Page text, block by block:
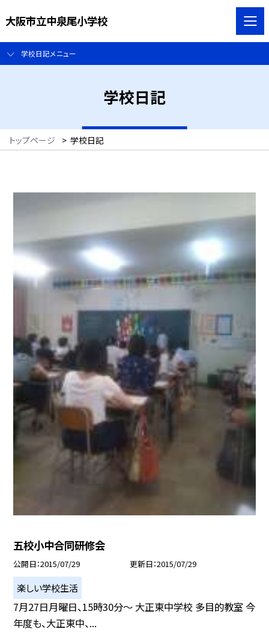
大阪市立中泉尾小学校
学校日記メニュー
学校日記
トップページ > 学校日記
五校小中合同研修会
公開日 2015/07/29 更新日 2015/07/29
楽しい学校生活
7月27日月曜日、15時30分〜 大正東中学校 多目的教室 今
年度も、大正東中、...